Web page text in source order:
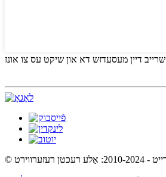
שרייב דיין מעסעדזש דא און שיקט עס צו אונז